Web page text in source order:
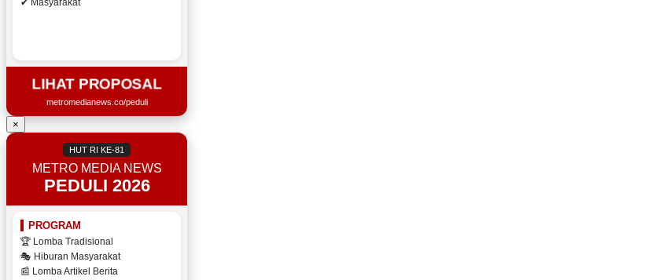
✔ Masyarakat
LIHAT PROPOSAL
metromedianews.co/peduli
×
HUT RI KE-81
METRO MEDIA NEWS
PEDULI 2026
PROGRAM
🏆 Lomba Tradisional
🎭 Hiburan Masyarakat
📰 Lomba Artikel Berita